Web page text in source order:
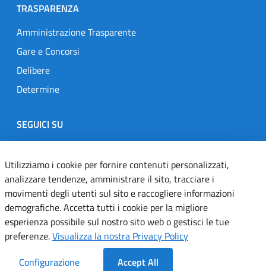
TRASPARENZA
Amministrazione Trasparente
Gare e Concorsi
Delibere
Determine
SEGUICI SU
Designers Italia
TwitterInstagramYoutubeLinkedin
Dichiarazione di accessibilità
Informativa cookie
Utilizziamo i cookie per fornire contenuti personalizzati,
analizzare tendenze, amministrare il sito, tracciare i
movimenti degli utenti sul sito e raccogliere informazioni
demografiche. Accetta tutti i cookie per la migliore
esperienza possibile sul nostro sito web o gestisci le tue
preferenze.Visualizza la nostra Privacy Policy
Configurazione
Accept All